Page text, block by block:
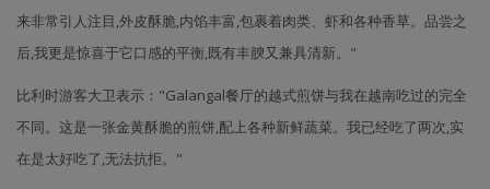
来非常引人注目,外皮酥脆,内馅丰富,包裹着肉类、虾和各种香草。品尝之
后,我更是惊喜于它口感的平衡,既有丰腴又兼具清新。"
比利时游客大卫表示："Galangal餐厅的越式煎饼与我在越南吃过的完全
不同。这是一张金黄酥脆的煎饼,配上各种新鲜蔬菜。我已经吃了两次,实
在是太好吃了,无法抗拒。"